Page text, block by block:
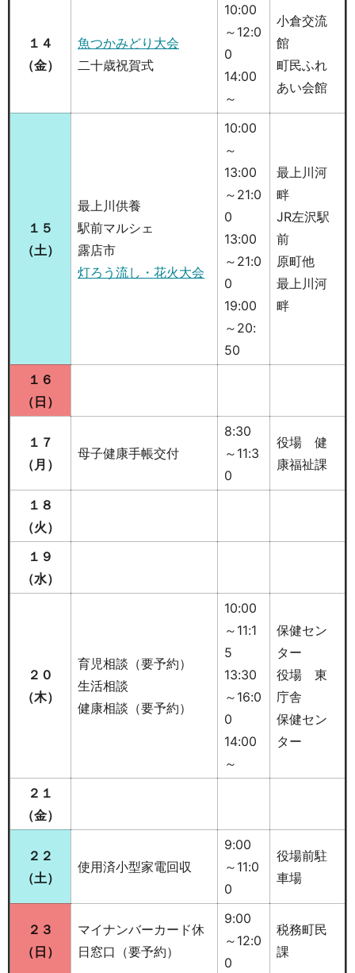
１４
（金）
魚つかみどり大会
二十歳祝賀式
10:00
～12:0
0
14:00
～
小倉交流
館
町民ふれ
あい会館
１５
（土）
最上川供養
駅前マルシェ
露店市
灯ろう流し・花火大会
10:00
～
13:00
～21:0
0
13:00
～21:0
0
19:00
～20:
50
最上川河
畔
JR左沢駅
前
原町他
最上川河
畔
１６
（日）
１７
（月）
母子健康手帳交付
8:30
～11:3
0
役場 健
康福祉課
１８
（火）
１９
（水）
２０
（木）
育児相談（要予約）
生活相談
健康相談（要予約）
10:00
～11:1
5
13:30
～16:0
0
14:00
～
保健セン
ター
役場 東
庁舎
保健セン
ター
２１
（金）
２２
（土）
使用済小型家電回収
9:00
～11:0
0
役場前駐
車場
２３
（日）
マイナンバーカード休
日窓口（要予約）
9:00
～12:0
0
税務町民
課